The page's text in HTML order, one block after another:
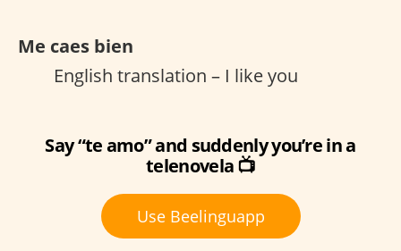
Me caes bien
English translation – I like you
Say “te amo” and suddenly you’re in a
telenovela 📺
Use Beelinguapp